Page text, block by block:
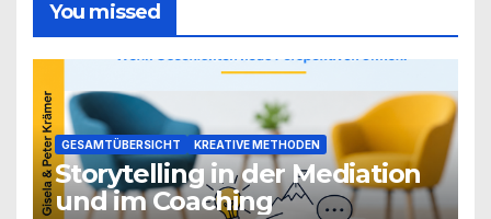
You missed
GESAMTÜBERSICHT KREATIVE METHODEN
Storytelling in der Mediation
und im Coaching